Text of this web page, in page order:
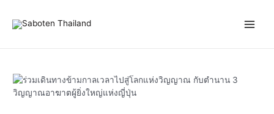
content
navigation